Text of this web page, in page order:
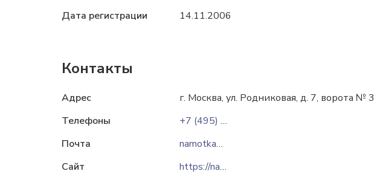
Дата регистрации
14.11.2006
Контакты
Адрес
г. Москва, ул. Родниковая, д. 7, ворота № 3
Телефоны
+7 (495) 181-51-34
Почта
namotka@namotka.ru
Сайт
https://namotka.com